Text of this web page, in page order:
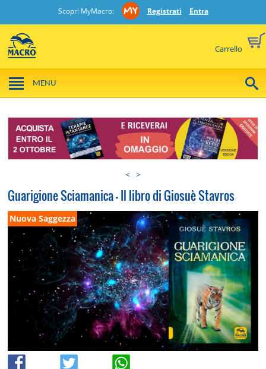
Scopri MyMacro: Registrati Entra
Carrello
MENU
< >
Guarigione Sciamanica - Il libro di Giosuè Stavros
Nuova Saggezza